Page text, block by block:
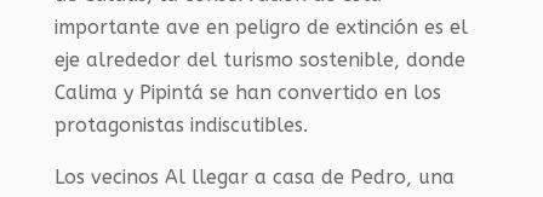
importante ave en peligro de extinción es el
eje alrededor del turismo sostenible, donde
Calima y Pipintá se han convertido en los
protagonistas indiscutibles.
Los vecinos Al llegar a casa de Pedro, una